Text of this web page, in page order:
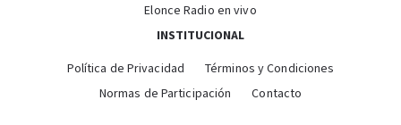
Elonce Radio en vivo
INSTITUCIONAL
Política de Privacidad
Términos y Condiciones
Normas de Participación
Contacto